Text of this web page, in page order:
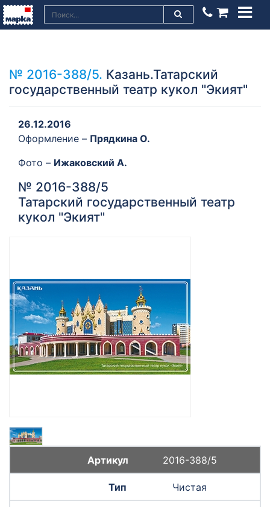
№ 2016-388/5. Казань.Татарский
государственный театр кукол "Экият"
26.12.2016
Оформление – Прядкина О.
Фото – Ижаковский А.
№ 2016-388/5
Татарский государственный театр
кукол "Экият"
2016-388/5
Чистая